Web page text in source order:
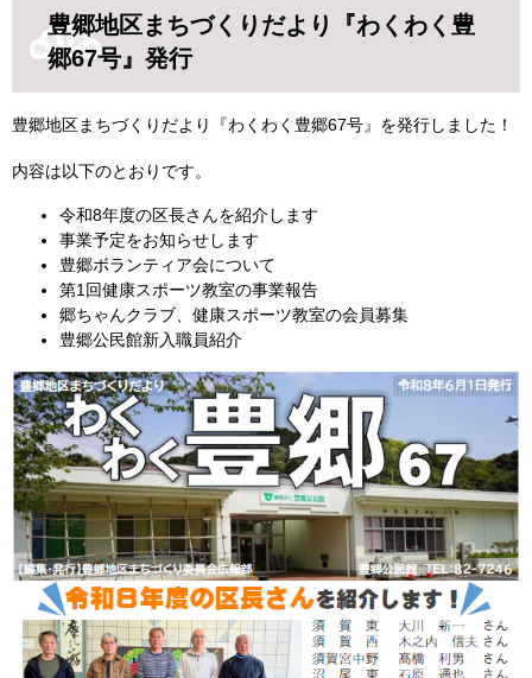
豊郷地区まちづくりだより『わくわく豊
郷67号』発行
豊郷地区まちづくりだより『わくわく豊郷67号』を発行しました！
内容は以下のとおりです。
令和8年度の区長さんを紹介します
事業予定をお知らせします
豊郷ボランティア会について
第1回健康スポーツ教室の事業報告
郷ちゃんクラブ、健康スポーツ教室の会員募集
豊郷公民館新入職員紹介